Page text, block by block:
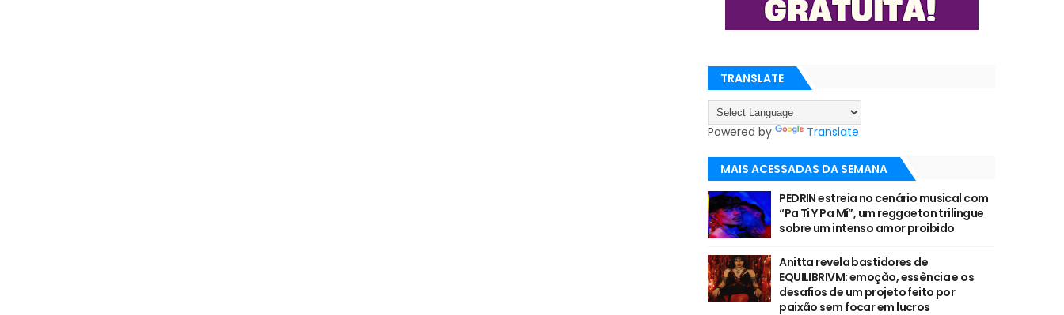
TRANSLATE
Powered by Translate
MAIS ACESSADAS DA SEMANA
PEDRIN estreia no cenário musical com
“Pa Ti Y Pa Mí”, um reggaeton trilingue
sobre um intenso amor proibido
Anitta revela bastidores de
EQUILIBRIVM: emoção, essência e os
desafios de um projeto feito por
paixão sem focar em lucros